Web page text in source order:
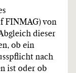
FINMAG) von
dieser
ob ein
nach
ist oder ob